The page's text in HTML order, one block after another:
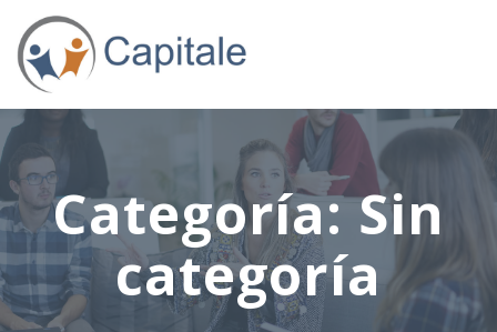
Categoría:Sin
categoría